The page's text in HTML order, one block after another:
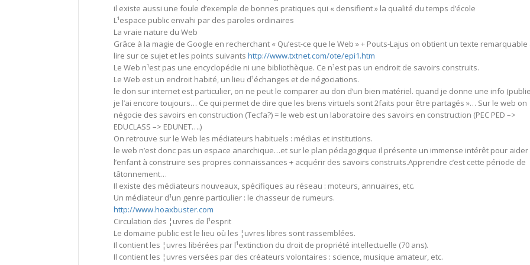
il existe aussi une foule d’exemple de bonnes pratiques qui « densifient » la qualité du temps d’école
L¹espace public envahi par des paroles ordinaires
La vraie nature du Web
Grâce à la magie de Google en recherchant « Qu’est-ce que le Web » + Pouts-Lajus on obtient un texte remarquable
lire sur ce sujet et les points suivants http://www.txtnet.com/ote/epi1.htm
Le Web n¹est pas une encyclopédie ni une bibliothèque. Ce n¹est pas un endroit de savoirs construits.
Le Web est un endroit habité, un lieu d¹échanges et de négociations.
le don sur internet est particulier, on ne peut le comparer au don d’un bien matériel. quand je donne une info
je l’ai encore toujours… Ce qui permet de dire que les biens virtuels sont 2faits pour être partagés »… Sur le web on
négocie des savoirs en construction (Tecfa?) = le web est un laboratoire des savoirs en construction (PEC PED –>
EDUCLASS –> EDUNET….)
On retrouve sur le Web les médiateurs habituels : médias et institutions.
le web n’est donc pas un espace anarchique…et sur le plan pédagogique il présente un immense intérêt pour aider
l’enfant à construire ses propres connaissances + acquérir des savoirs construits.Apprendre c’est cette période de
tâtonnement…
Il existe des médiateurs nouveaux, spécifiques au réseau : moteurs, annuaires, etc.
Un médiateur d¹un genre particulier : le chasseur de rumeurs.
http://www.hoaxbuster.com
Circulation des ¦uvres de l¹esprit
Le domaine public est le lieu où les ¦uvres libres sont rassemblées.
Il contient les ¦uvres libérées par l¹extinction du droit de propriété intellectuelle (70 ans).
Il contient les ¦uvres versées par des créateurs volontaires : science, musique amateur, etc.